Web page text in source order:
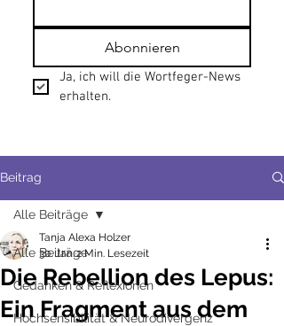
Abonnieren
Ja, ich will die Wortfeger-News
erhalten.
Beitrag
Alle Beiträge
Gedanken & Reflexionen
Hochsensibilität & Neurodivergenz
Alle Beiträge
Die Rebellion des Lepus:
Ein Fragment aus dem
Tanja Alexa Holzer
30. Jan.2 Min. Lesezeit